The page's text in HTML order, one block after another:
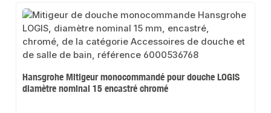
Hansgrohe Mitigeur monocommandé pour douche LOGIS
diamètre nominal 15 encastré chromé